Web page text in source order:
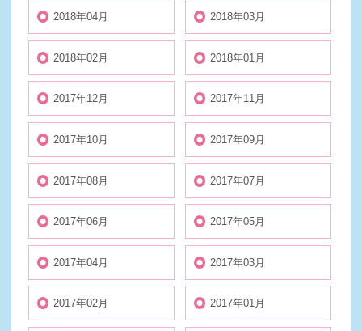
2018年04月 2018年03月
2018年02月 2018年01月
2017年12月 2017年11月
2017年10月 2017年09月
2017年08月 2017年07月
2017年06月 2017年05月
2017年04月 2017年03月
2017年02月 2017年01月